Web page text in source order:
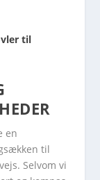
til
en
til
Selvom vi